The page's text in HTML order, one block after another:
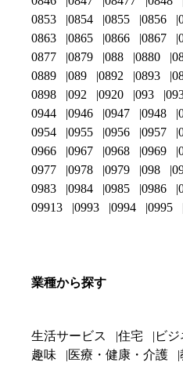
0853
0854 0855 0856
0863
0865 0866 0867
0877
0879 088 0880
0889
089 0892 0893
0898
092 0920 093
0944
0946 0947 0948
0954
0955 0956 0957
0966
0967 0968 0969
0977
0978 0979 098
0983
0984 0985 0986
09913
0993 0994 0995
業種から探す
生活サービス 住宅 ビジ
趣味
医療・健康・介護